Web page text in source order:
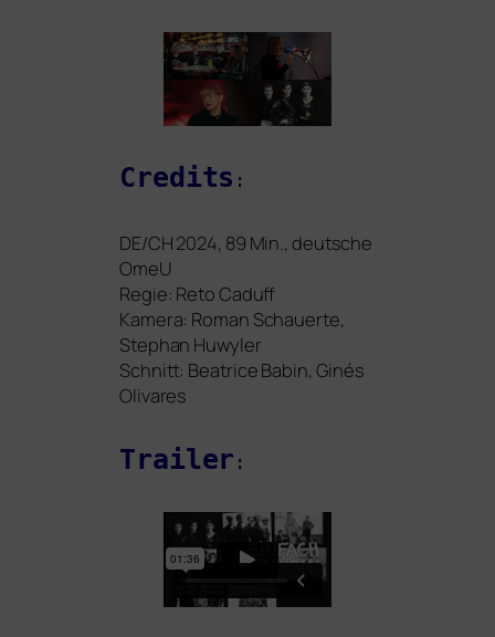
Credits :
DE/CH2024, 89 Min., deut­sche
OmeU
Regie: Reto Caduff
Kamera: Roman Schauerte,
Stephan Huwyler
Schnitt: Beatrice Babin, Ginés
Olivares
Trailer :